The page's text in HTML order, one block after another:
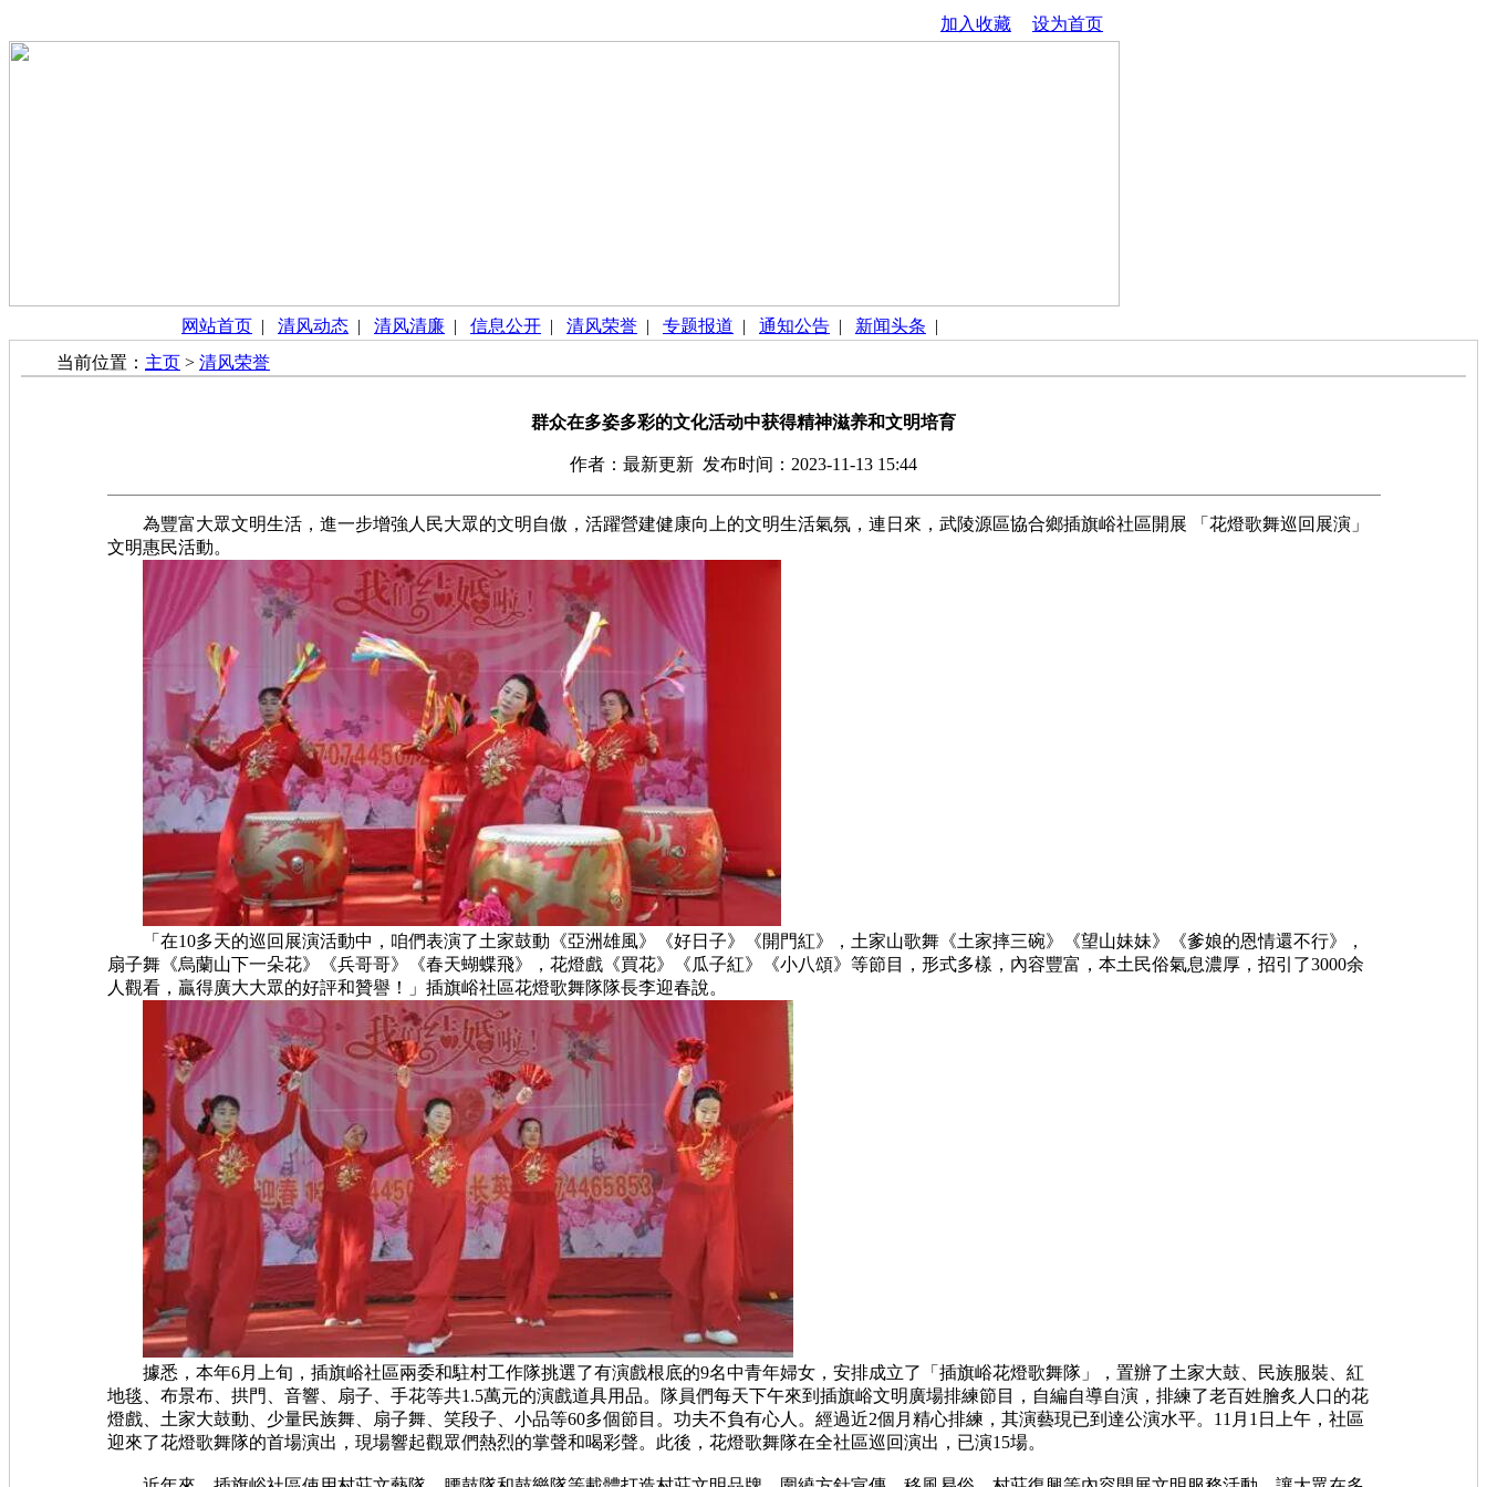
加入收藏 设为首页
网站首页 | 清风动态 | 清风清廉 | 信息公开 | 清风荣誉 | 专题报道 | 通知公告 | 新闻头条 |
当前位置： 主页 > 清风荣誉
群众在多姿多彩的文化活动中获得精神滋养和文明培育
作者：最新更新 发布时间：2023-11-13 15:44
為豐富大眾文明生活，進一步增強人民大眾的文明自傲，活躍營建健康向上的文明生活氣氛，連日來，武陵源區協合鄉插旗峪社區開展 「花燈歌舞巡回展演」
文明惠民活動。
「在10多天的巡回展演活動中，咱們表演了土家鼓動《亞洲雄風》《好日子》《開門紅》，土家山歌舞《土家摔三碗》《望山妹妹》《爹娘的恩情還不行》，
扇子舞《烏蘭山下一朵花》《兵哥哥》《春天蝴蝶飛》，花燈戲《買花》《瓜子紅》《小八頌》等節目，形式多樣，內容豐富，本土民俗氣息濃厚，招引了3000余
人觀看，贏得廣大大眾的好評和贊譽！」插旗峪社區花燈歌舞隊隊長李迎春說。
據悉，本年6月上旬，插旗峪社區兩委和駐村工作隊挑選了有演戲根底的9名中青年婦女，安排成立了「插旗峪花燈歌舞隊」，置辦了土家大鼓、民族服裝、紅
地毯、布景布、拱門、音響、扇子、手花等共1.5萬元的演戲道具用品。隊員們每天下午來到插旗峪文明廣場排練節目，自編自導自演，排練了老百姓膾炙人口的花
燈戲、土家大鼓動、少量民族舞、扇子舞、笑段子、小品等60多個節目。功夫不負有心人。經過近2個月精心排練，其演藝現已到達公演水平。11月1日上午，社區
迎來了花燈歌舞隊的首場演出，現場響起觀眾們熱烈的掌聲和喝彩聲。此後，花燈歌舞隊在全社區巡回演出，已演15場。